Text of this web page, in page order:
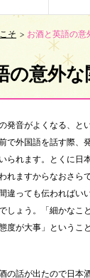
そ お酒と英語の意
の意外な
発音がよくなる、と
外国語を話す際、
られます。とくに日
れますからなおさら
違っても伝わればい
しょう。「細かなこ
度が大事」というこ
の話が出たので日本